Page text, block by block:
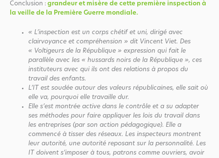
Conclusion : grandeur et misère de cette première inspection à
la veille de la Première Guerre mondiale.
« L’inspection est un corps chétif et uni, dirigé avec
clairvoyance et compréhension » dit Vincent Viet. Des
« Voltigeurs de la République » expression qui fait le
parallèle avec les « hussards noirs de la République », ces
instituteurs avec qui ils ont des relations à propos du
travail des enfants.
L’IT est soudée autour des valeurs républicaines, elle sait où
elle va, pourquoi elle travaille dur.
Elle s’est montrée active dans le contrôle et a su adapter
ses méthodes pour faire appliquer les lois du travail dans
les entreprises (par son action pédagogique). Elle a
commencé à tisser des réseaux. Les inspecteurs montrent
leur autorité, une autorité reposant sur la personnalité. Les
IT doivent s’imposer à tous, patrons comme ouvriers, avoir